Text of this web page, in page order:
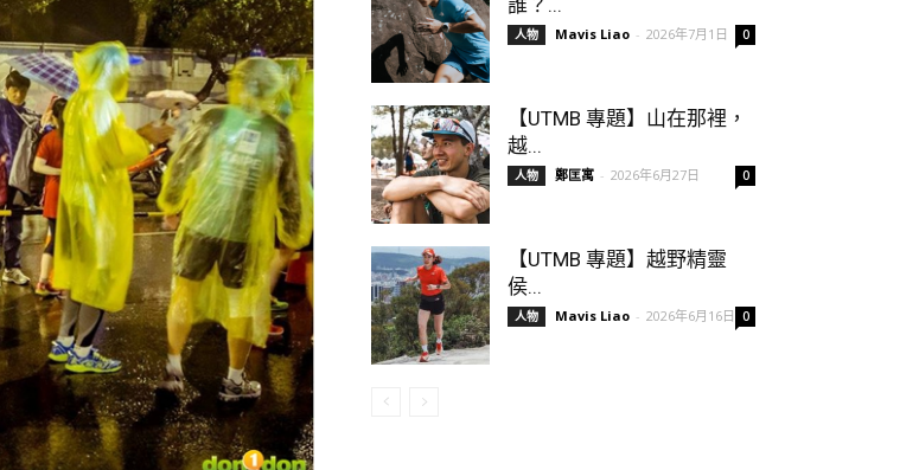
誰？...
人物 Mavis Liao - 2026年7月1日 0
【UTMB 專題】山在那裡，
越...
人物 鄭匡寓 - 2026年6月27日 0
【UTMB 專題】越野精靈
侯...
人物 Mavis Liao - 2026年6月16日 0